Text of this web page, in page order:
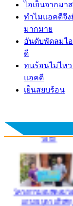
ไอเย็นจากมา
ทำไมแอคดีจึ
มากมาย
อันดับพัดลมไ
ดี
ทนร้อนไม่ไหว
แอคดี
เย็นสยบร้อน